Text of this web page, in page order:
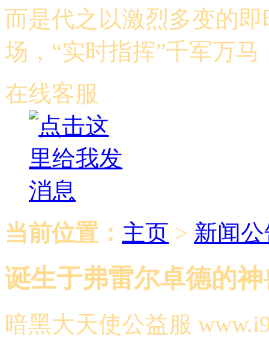
而是代之以激烈多变的
场，“实时指挥”千军万
在线客服
当前位置： 主页 > 新闻
诞生于弗雷尔卓德的
暗黑大天使公益服